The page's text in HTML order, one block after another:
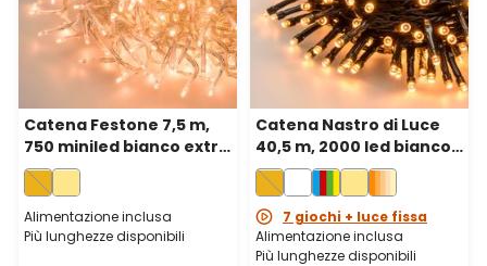
Catena Festone 7,5 m,
750 miniled bianco extra
caldo, cavo trasparente
Alimentazione inclusa
Più lunghezze disponibili
Catena Nastro di Luce
40,5 m, 2000 led bianco
extra caldo, cavo verde
7 giochi + luce fissa
Alimentazione inclusa
Più lunghezze disponibili